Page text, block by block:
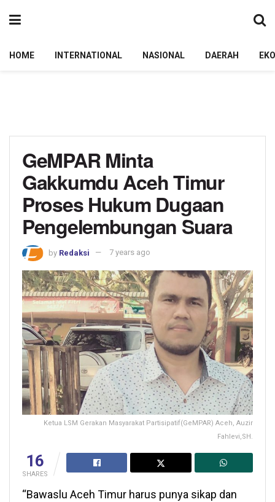
HOME INTERNATIONAL NASIONAL DAERAH
GeMPAR Minta
Gakkumdu Aceh Timur
Proses Hukum Dugaan
Pengelembungan Suara
by Redaksi 7 years ago
Ketua LSM Gerakan Masyarakat Partisipatif(GeMPAR) Aceh, Auzir
Fahlevi,SH.
16
SHARES
“Bawaslu Aceh Timur harus punya sikap dan